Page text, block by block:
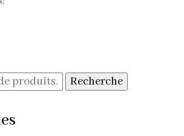
€
90,00€
Recherche